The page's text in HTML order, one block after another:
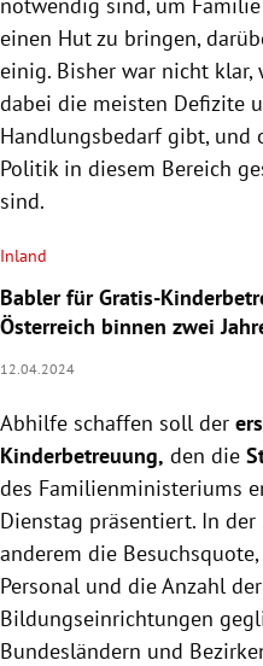
einen Hut zu bringen,
einig. Bisher war nicht klar,
dabei die meisten Defizite
Handlungsbedarf gibt, und
Politik in diesem Bereich
sind.
Inland
Babler für Gratis-
Österreich binnen zwei
12.04.2024
Abhilfe schaffen soll der
Kinderbetreuung, den die
des Familienministeriums
Dienstag präsentiert. In
anderem die
Personal und die Anzahl
Bildungseinrichtungen
Bundesländern und